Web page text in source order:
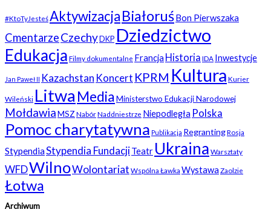
#KtoTyJesteśAktywizacjaBiałoruśBon Pierwszaka
CmentarzeCzechyDKP Dziedzictwo
Edukacja Filmy dokumentalne Francja Historia IDA Inwestycje
Jan Paweł II Kazachstan Koncert KPRM Kultura Kurier
Wileński Litwa MediaMinisterstwo Edukacji Narodowej
MołdawiaMSZ NabórNaddniestrze Niepodległa Polska
Pomoc charytatywna Publikacja RegrantingRosja
StypendiaStypendia FundacjiTeatr Ukraina Warsztaty
WFDWilnoWolontariat Wspólna Ławka Wystawa Zaolzie
Łotwa
Archiwum